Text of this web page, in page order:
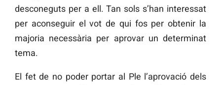
desconeguts per a ell. Tan sols s’han interessat
per aconseguir el vot de qui fos per obtenir la
majoria necessària per aprovar un determinat
tema.
El fet de no poder portar al Ple l’aprovació dels